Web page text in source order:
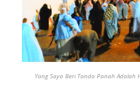
Yang Saya Beri Tanda Panah Adalah